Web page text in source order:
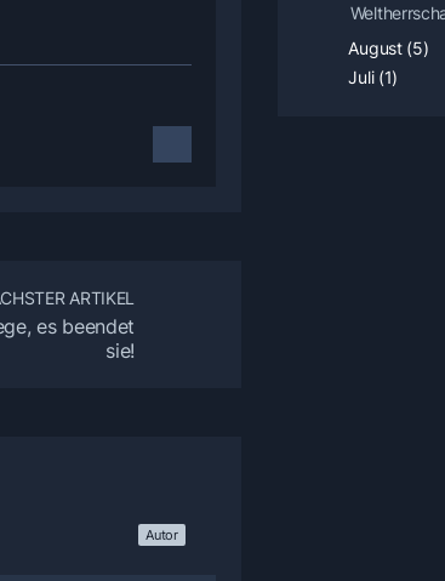
ARTIKEL
es beendet
sie!
Autor
August (5)
Juli (1)